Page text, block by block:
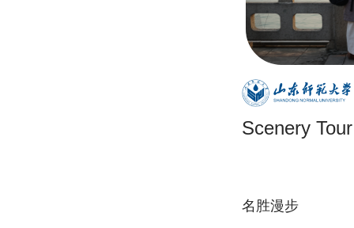
Scenery Tour
名胜漫步